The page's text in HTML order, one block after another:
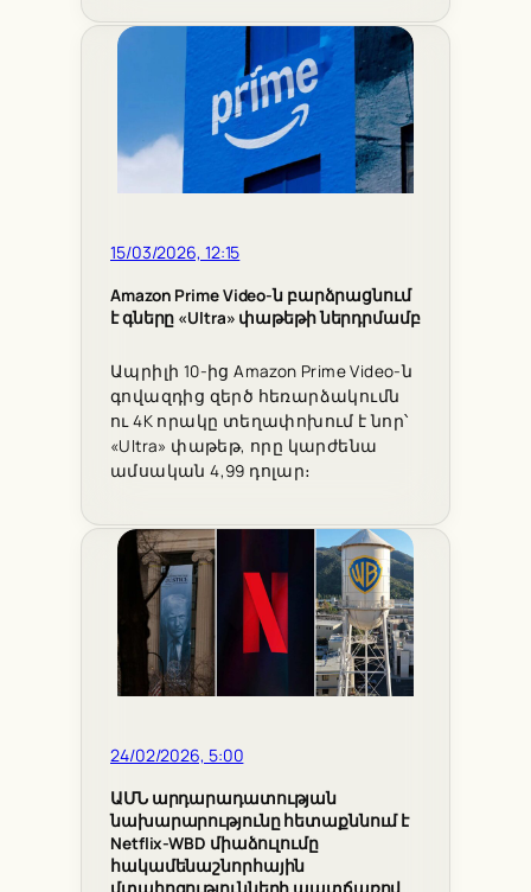
15/03/2026, 12:15
Amazon Prime Video-ն բարձրացնում
է գները «Ultra» փաթեթի ներդրմամբ
Ապրիլի 10-ից Amazon Prime Video-ն
գովազդից զերծ հեռարձակումն
ու 4K որակը տեղափոխում է նոր՝
«Ultra» փաթեթ, որը կարժենա
ամսական 4,99 դոլար։
24/02/2026, 5:00
ԱՄՆ արդարադատության
նախարարությունը հետաքննում է
Netflix-WBD միաձուլումը
հակամենաշնորհային